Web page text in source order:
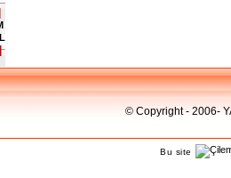
|
© Copyright - 2006-
Bu site